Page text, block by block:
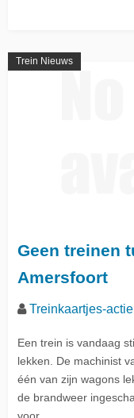
Trein Nieuws
Geen treinen
Amersfoort
Treinkaartjes-
Een trein is vandaag
lekken. De machinist
één van zijn wagons
de brandweer